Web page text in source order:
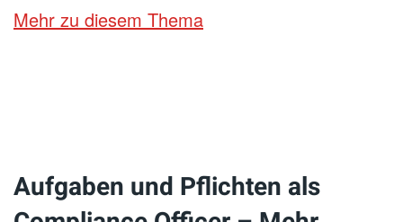
Mehr zu diesem Thema
Aufgaben und Pflichten als